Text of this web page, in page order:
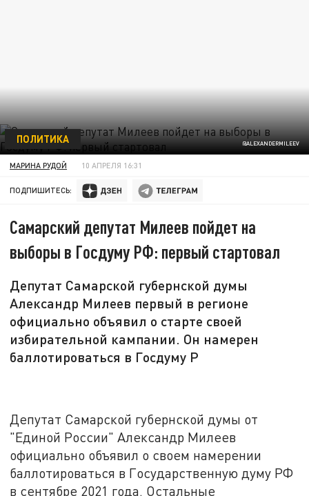
@ALEXANDERMILEEV
ПОЛИТИКА
МАРИНА РУДОЙ 10 АПРЕЛЯ 16:31
ПОДПИШИТЕСЬ:
Самарский депутат Милеев пойдет на
выборы в Госдуму РФ: первый стартовал
Депутат Самарской губернской думы
Александр Милеев первый в регионе
официально объявил о старте своей
избирательной кампании. Он намерен
баллотироваться в Госдуму Р
Депутат Самарской губернской думы от
"Единой России" Александр Милеев
официально объявил о своем намерении
баллотироваться в Государственную думу РФ
в сентябре 2021 года. Остальные